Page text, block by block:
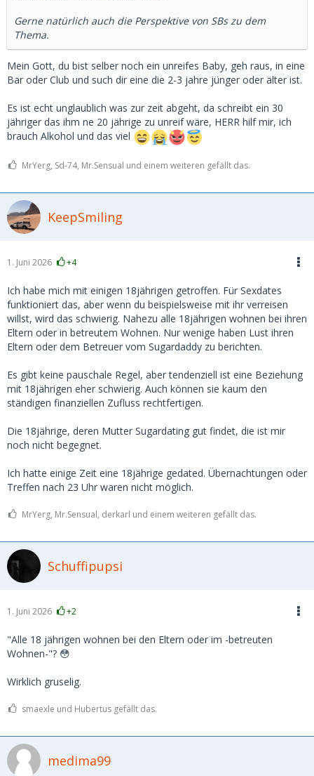
Gerne natürlich auch die Perspektive von SBs zu dem
Thema.
Mein Gott, du bist selber noch ein unreifes Baby, geh raus, in eine
Bar oder Club und such dir eine die 2-3 jahre jünger oder älter ist.
Es ist echt unglaublich was zur zeit abgeht, da schreibt ein 30
jähriger das ihm ne 20 jährige zu unreif wäre, HERR hilf mir, ich
brauch Alkohol und das viel
MrYerg, Sd-74, Mr.Sensual und einem weiteren gefällt das.
KeepSmiling
1. Juni 2026 +4
Ich habe mich mit einigen 18jährigen getroffen. Für Sexdates
funktioniert das, aber wenn du beispielsweise mit ihr verreisen
willst, wird das schwierig. Nahezu alle 18jährigen wohnen bei ihren
Eltern oder in betreutem Wohnen. Nur wenige haben Lust ihren
Eltern oder dem Betreuer vom Sugardaddy zu berichten.
Es gibt keine pauschale Regel, aber tendenziell ist eine Beziehung
mit 18jährigen eher schwierig. Auch können sie kaum den
ständigen finanziellen Zufluss rechtfertigen.
Die 18jährige, deren Mutter Sugardating gut findet, die ist mir
noch nicht begegnet.
Ich hatte einige Zeit eine 18jährige gedated. Übernachtungen oder
Treffen nach 23 Uhr waren nicht möglich.
MrYerg, Mr.Sensual, derkarl und einem weiteren gefällt das.
Schuffipupsi
1. Juni 2026 +2
"Alle 18 jährigen wohnen bei den Eltern oder im -betreuten
Wohnen-"? 😳
Wirklich gruselig.
smaexle und Hubertus gefällt das.
medima99